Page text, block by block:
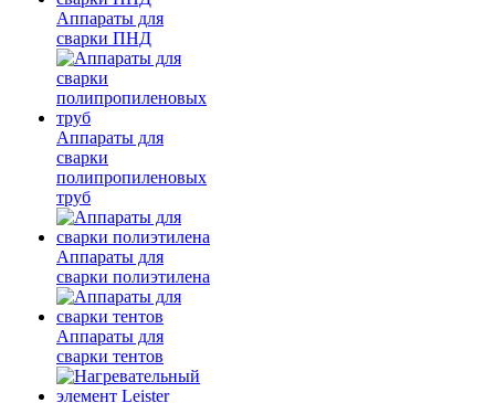
Аппараты для
сварки ПНД
Аппараты для
сварки
полипропиленовых
труб
Аппараты для
сварки полиэтилена
Аппараты для
сварки тентов